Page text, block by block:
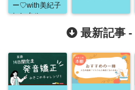
ー♡with美紀子
レンタル
最新記事 -